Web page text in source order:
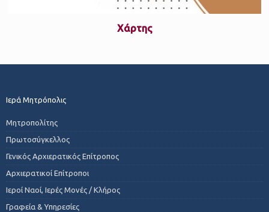
Xάρτης
Ιερά Μητρόπολις
Μητροπολίτης
Πρωτοσύγκελλος
Γενικός Αρχιερατικός Επίτροπος
Αρχιερατικοί Επίτροποι
Ιεροί Ναοί, Ιερές Μονές / Κλήρος
Γραφεία & Υπηρεσίες